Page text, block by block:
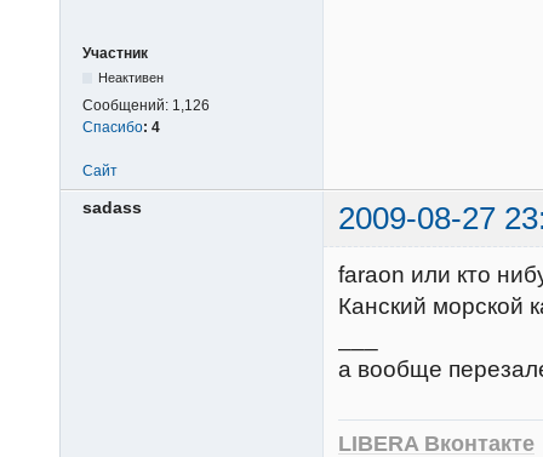
Участник
Неактивен
Сообщений: 1,126
Спасибо: 4
Сайт
sadass 2009-08-27
faraon или кто
Канский морской
а вообще
LIBERA Вконтакте